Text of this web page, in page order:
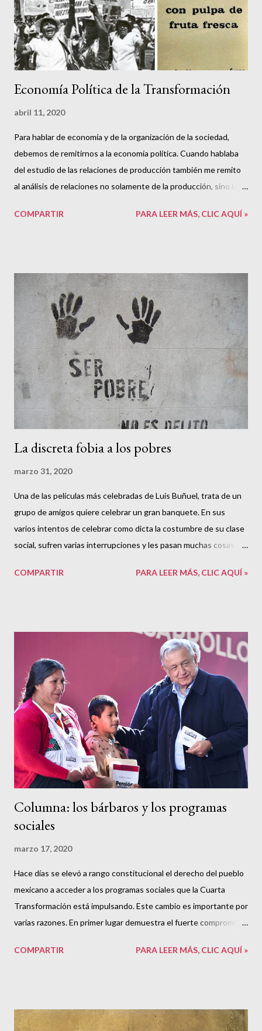
Economía Política de la Transformación
abril 11, 2020
Para hablar de economía y de la organización de la sociedad,
debemos de remitirnos a la economía política. Cuando hablaba
del estudio de las relaciones de producción también me remito
al análisis de relaciones no solamente de la producción, sino las
de capital, esos que son necesarios para que los obreros,
siguiente. Esta relación de producción, nos remite a la figura
legal de la propiedad y la propiedad privada. Inserta en las
relaciones de producción respecto de los bienes de capital, ésta
crea una relación de subordinación. Por eso, como apunta el
compañero Eduardo , lo que debemos de hacer es poner el ojo
en aquellas formas de organización de la vida económica que han
pasado al olvido o han sido relegadas por la empresa capitalista,
que sim...
COMPARTIR PARA LEER MÁS, CLIC AQUÍ »
La discreta fobia a los pobres
marzo 31, 2020
Una de las películas más celebradas de Luis Buñuel, trata de un
grupo de amigos quiere celebrar un gran banquete. En sus
varios intentos de celebrar como dicta la costumbre de su clase
social, sufren varias interrupciones y les pasan muchas cosas
intervención de un chofer que, ignorando las maneras de mesa
uno de los personajes admite que “no se sabe el texto” para
continuar con su elegante cena. Al verse descubiertos sus
intentos artificiales de continuar con la vida como si no pasara
nada, se queda sin saber qué hacer. La vida normal se
interrumpe. En resumen, la película retrata a una grupo de
burgueses que están concentrados en solamente en vivir bien y
de manera tranquila, intentando una y otra vez ignorar o suprimir
lo que l...
COMPARTIR PARA LEER MÁS, CLIC AQUÍ »
Columna: los bárbaros y los programas
sociales
marzo 17, 2020
Hace días se elevó a rango constitucional el derecho del pueblo
mexicano a acceder a los programas sociales que la Cuarta
Transformación está impulsando. Este cambio es importante por
varias razones. En primer lugar demuestra el fuerte compromiso
vez: hacer imposible volver al régimen neoliberal de explotación
generaciones futuras. En segundo lugar habla de una obligación
COMPARTIR PARA LEER MÁS, CLIC AQUÍ »